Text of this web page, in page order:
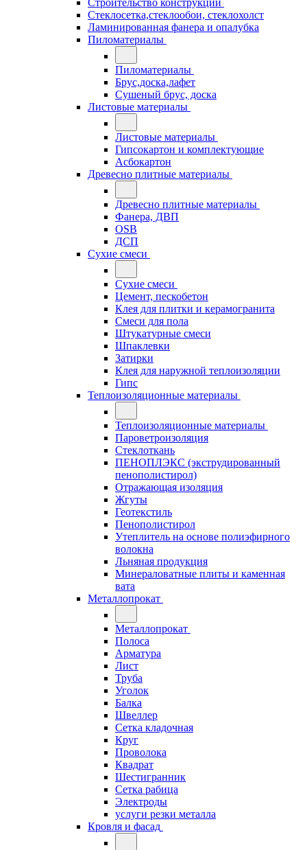
Строительство конструкций
Стеклосетка,стеклообои, стеклохолст
Ламинированная фанера и опалубка
Пиломатериалы
Пиломатериалы
Брус,доска,лафет
Сушеный брус, доска
Листовые материалы
Листовые материалы
Гипсокартон и комплектующие
Асбокартон
Древесно плитные материалы
Древесно плитные материалы
Фанера, ДВП
OSB
ДСП
Сухие смеси
Сухие смеси
Цемент, пескобетон
Клея для плитки и керамогранита
Смеси для пола
Штукатурные смеси
Шпаклевки
Затирки
Клея для наружной теплоизоляции
Гипс
Теплоизоляционные материалы
Теплоизоляционные материалы
Пароветроизоляция
Стеклоткань
ПЕНОПЛЭКС (экструдированный
пенополистирол)
Отражающая изоляция
Жгуты
Геотекстиль
Пенополистирол
Утеплитель на основе полиэфирного
волокна
Льняная продукция
Минераловатные плиты и каменная
вата
Металлопрокат
Металлопрокат
Полоса
Арматура
Лист
Труба
Уголок
Балка
Швеллер
Сетка кладочная
Круг
Проволока
Квадрат
Шестигранник
Сетка рабица
Электроды
услуги резки металла
Кровля и фасад